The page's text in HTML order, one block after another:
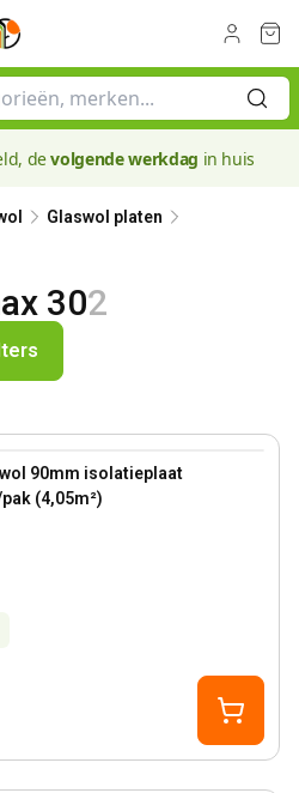
devolgende werkdag in huis
Glaswol platen
302
90mm isolatieplaat
(4,05m²)